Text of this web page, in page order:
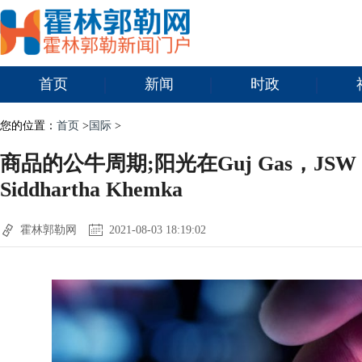
首页 新闻 时政
您的位置： 首页 > 国际 >
商品的公牛周期;阳光在Guj Gas，
Siddhartha Khemka
霍林郭勒网 2021-08-03 18:19:02